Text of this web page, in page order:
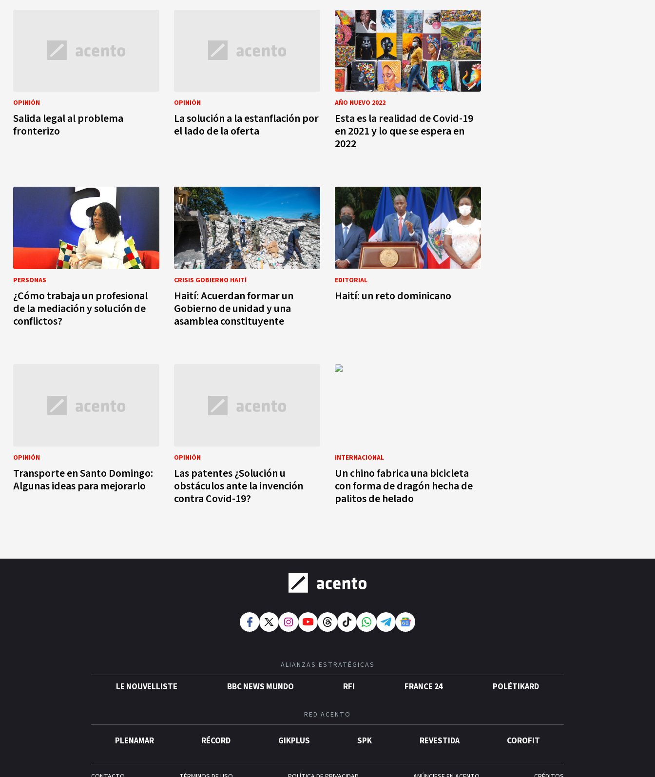
OPINIÓN
Salida legal al problema
fronterizo
OPINIÓN
La solución a la estanflación por
el lado de la oferta
AÑO NUEVO 2022
Esta es la realidad de Covid-19
en 2021 y lo que se espera en
2022
PERSONAS
¿Cómo trabaja un profesional
de la mediación y solución de
conflictos?
CRISIS GOBIERNO HAITÍ
Haití: Acuerdan formar un
Gobierno de unidad y una
asamblea constituyente
EDITORIAL
Haití: un reto dominicano
OPINIÓN
Transporte en Santo Domingo:
Algunas ideas para mejorarlo
OPINIÓN
Las patentes ¿Solución u
obstáculos ante la invención
contra Covid-19?
INTERNACIONAL
Un chino fabrica una bicicleta
con forma de dragón hecha de
palitos de helado
ALIANZAS ESTRATÉGICAS
LE NOUVELLISTE BBC NEWS MUNDO RFI FRANCE 24 POLÉTIKARD
RED ACENTO
PLENAMAR RÉCORD GIKPLUS SPK REVESTIDA COROFIT